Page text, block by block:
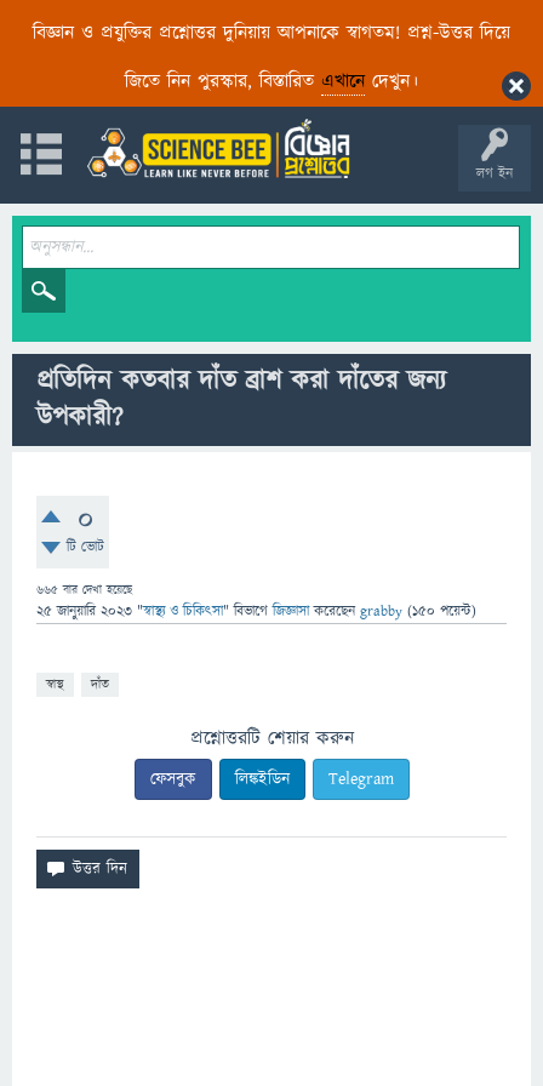
বিজ্ঞান ও প্রযুক্তির প্রশ্নোত্তর দুনিয়ায় আপনাকে স্বাগতম! প্রশ্ন-উত্তর দিয়ে
জিতে নিন পুরস্কার, বিস্তারিত এখানেদেখুন।
লগ ইন
প্রতিদিন কতবার দাঁত ব্রাশ করা দাঁতের জন্য
উপকারী?
0
টি ভোট
665 বার দেখা হয়েছে
25 জানুয়ারি 2023 "স্বাস্থ্য ও চিকিৎসা" বিভাগে জিজ্ঞাসাকরেছেনgrabby (150 পয়েন্ট)
স্বাস্থ দাঁত
প্রশ্নোত্তরটি শেয়ার করুন
ফেসবুক লিঙ্কইডিন Telegram